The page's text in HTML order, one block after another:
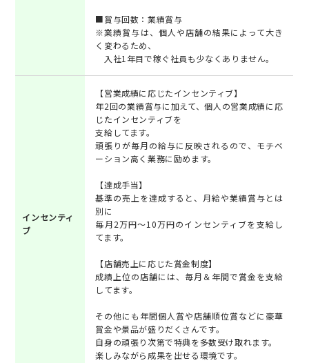
■賞与回数：業績賞与
※業績賞与は、個人や店舗の結果によって大き
く変わるため、
入社1年目で稼ぐ社員も少なくありません。
インセンティ
ブ
【営業成績に応じたインセンティブ】
年2回の業績賞与に加えて、個人の営業成績に応
じたインセンティブを
支給してます。
頑張りが毎月の給与に反映されるので、モチベ
ーション高く業務に励めます。
【達成手当】
基準の売上を達成すると、月給や業績賞与とは
別に
毎月2万円～10万円のインセンティブを支給し
てます。
【店舗売上に応じた賞金制度】
成績上位の店舗には、毎月＆年間で賞金を支給
してます。
その他にも年間個人賞や店舗順位賞などに豪華
賞金や景品が盛りだくさんです。
自身の頑張り次第で特典を多数受け取れます。
楽しみながら成果を出せる環境です。